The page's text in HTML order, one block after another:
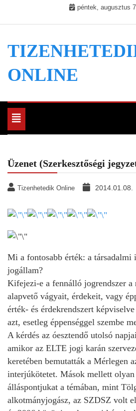
péntek, augusztus
ONLINE
Toggle
navigation
Üzenet (Szerkesztőségi
Tizenhetedik Online 2014.01.08.
Mi a fontosabb érték: a társadalmi
jogállam?
Kifejezi-e a fennálló jogrendszer a
alapvető vágyait, érdekeit, vagy
érték- és érdekrendszert
azt, esetleg éppenséggel szembe
A kérdés az óesztendő utolsó
amikor az ELTE jogi karán
keretében bemutatták a Mérlegen
interjúkötetet. Mások mellett
álláspontjukat a témában, mint
alkotmányjogász, az SZDSZ volt